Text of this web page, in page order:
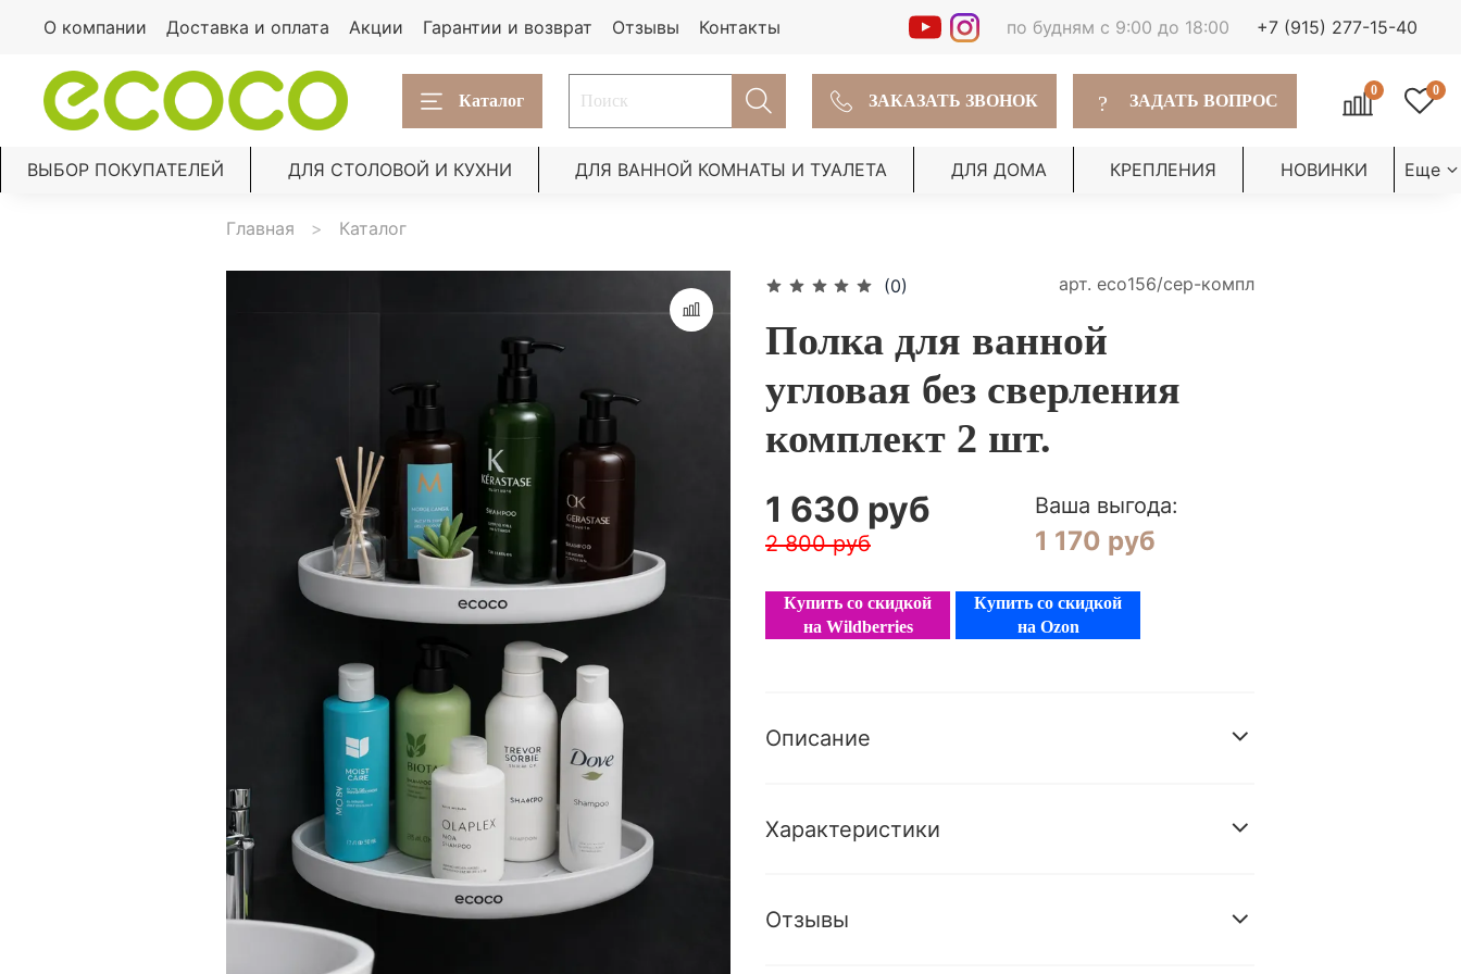
О компании Доставка и оплата Акции Гарантии и возврат Отзывы Контакты по будням с 9:00 до 18:00 +7 (915) 277-15-40
Каталог ЗАКАЗАТЬ ЗВОНОК ? ЗАДАТЬ ВОПРОС
0 0
ВЫБОР ПОКУПАТЕЛЕЙ ДЛЯ СТОЛОВОЙ И КУХНИ ДЛЯ ВАННОЙ КОМНАТЫ И ТУАЛЕТА ДЛЯ ДОМА КРЕПЛЕНИЯ НОВИНКИ Еще
Главная Каталог
(0) арт. есо156/сер-компл
Полка для ванной
угловая без сверления
комплект 2 шт.
1 630 руб
2 800 руб
Ваша выгода:
1 170 руб
Купить со скидкой
на Wildberries
Купить со скидкой
на Ozon
Описание
Характеристики
Отзывы